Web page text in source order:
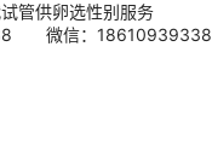
管供卵选性别服务
微信：18610939338